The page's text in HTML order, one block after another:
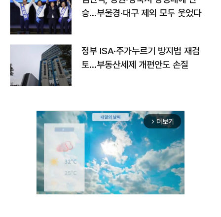
승…부울경·대구 제외 모두 웃었다
정부 ISA·주가누르기 방지법 재검
토…부동산세제 개편안도 손질
arrow_forward_ios 더보기